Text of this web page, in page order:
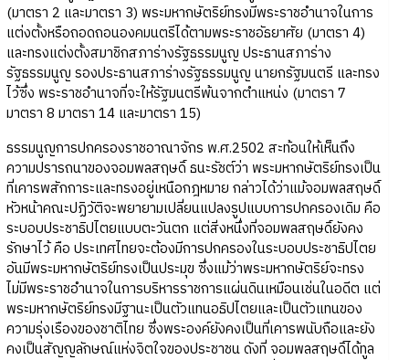
(มาตรา 2 และมาตรา 3) พระมหากษัตริย์ทรงมีพระราชอำนาจในการ
แต่งตั้งหรือถอดถอนองคมนตรีได้ตามพระราชอัธยาศัย (มาตรา 4)
และทรงแต่งตั้งสมาชิกสภาร่างรัฐธรรมนูญ ประธานสภาร่าง
รัฐธรรมนูญ รองประธานสภาร่างรัฐธรรมนูญ นายกรัฐมนตรี และทรง
ไว้ซึ่ง พระราชอำนาจที่จะให้รัฐมนตรีพ้นจากตำแหน่ง (มาตรา 7
มาตรา 8 มาตรา 14 และมาตรา 15)
ธรรมนูญการปกครองราชอาณาจักร พ.ศ.2502 สะท้อนให้เห็นถึง
ความปรารถนาของจอมพลสฤษดิ์ ธนะรัชต์ว่า พระมหากษัตริย์ทรงเป็น
ที่เคารพสักการะและทรงอยู่เหนือกฎหมาย กล่าวได้ว่าแม้จอมพลสฤษดิ์
หัวหน้าคณะปฏิวัติจะพยายามเปลี่ยนแปลงรูปแบบการปกครองเดิม คือ
ระบอบประชาธิปไตยแบบตะวันตก แต่สิ่งหนึ่งที่จอมพลสฤษดิ์ยังคง
รักษาไว้ คือ ประเทศไทยจะต้องมีการปกครองในระบอบประชาธิปไตย
อันมีพระมหากษัตริย์ทรงเป็นประมุข ซึ่งแม้ว่าพระมหากษัตริย์จะทรง
ไม่มีพระราชอำนาจในการบริหารราชการแผ่นดินเหมือนเช่นในอดีต แต่
พระมหากษัตริย์ทรงมีฐานะเป็นตัวแทนอธิปไตยและเป็นตัวแทนของ
ความรุ่งเรืองของชาติไทย ซึ่งพระองค์ยังคงเป็นที่เคารพนับถือและยัง
คงเป็นสัญญลักษณ์แห่งจิตใจของประชาชน ดังที่ จอมพลสฤษดิ์ได้ทูล